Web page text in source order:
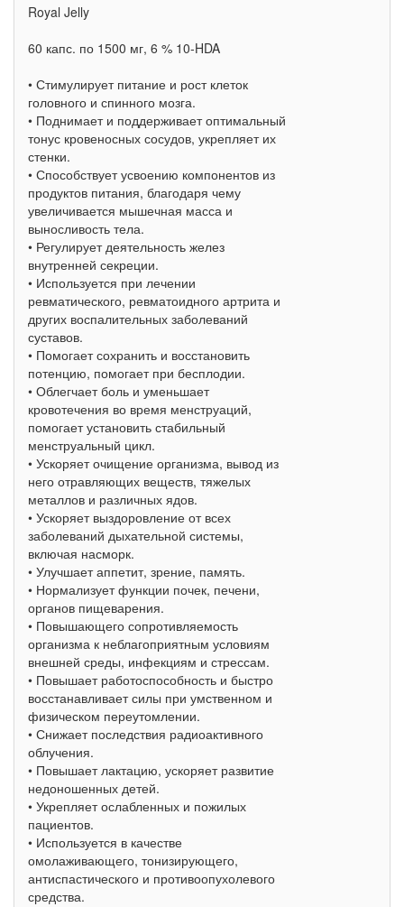
Royal Jelly
60 капс. по 1500 мг, 6 % 10-HDA
• Стимулирует питание и рост клеток
головного и спинного мозга.
• Поднимает и поддерживает оптимальный
тонус кровеносных сосудов, укрепляет их
стенки.
• Способствует усвоению компонентов из
продуктов питания, благодаря чему
увеличивается мышечная масса и
выносливость тела.
• Регулирует деятельность желез
внутренней секреции.
• Используется при лечении
ревматического, ревматоидного артрита и
других воспалительных заболеваний
суставов.
• Помогает сохранить и восстановить
потенцию, помогает при бесплодии.
• Облегчает боль и уменьшает
кровотечения во время менструаций,
помогает установить стабильный
менструальный цикл.
• Ускоряет очищение организма, вывод из
него отравляющих веществ, тяжелых
металлов и различных ядов.
• Ускоряет выздоровление от всех
заболеваний дыхательной системы,
включая насморк.
• Улучшает аппетит, зрение, память.
• Нормализует функции почек, печени,
органов пищеварения.
• Повышающего сопротивляемость
организма к неблагоприятным условиям
внешней среды, инфекциям и стрессам.
• Повышает работоспособность и быстро
восстанавливает силы при умственном и
физическом переутомлении.
• Снижает последствия радиоактивного
облучения.
• Повышает лактацию, ускоряет развитие
недоношенных детей.
• Укрепляет ослабленных и пожилых
пациентов.
• Используется в качестве
омолаживающего, тонизирующего,
антиспастического и противоопухолевого
средства.